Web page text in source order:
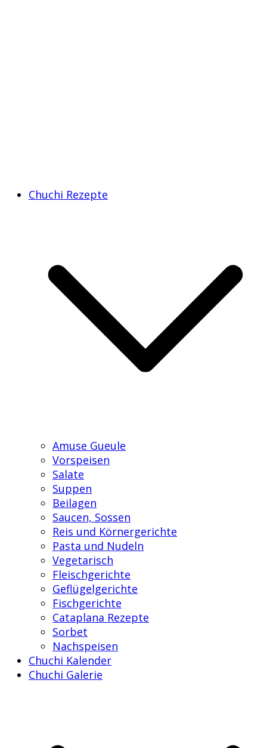
Chuchi Rezepte
Amuse Gueule
Vorspeisen
Salate
Suppen
Beilagen
Saucen, Sossen
Reis und Körnergerichte
Pasta und Nudeln
Vegetarisch
Fleischgerichte
Geflügelgerichte
Fischgerichte
Cataplana Rezepte
Sorbet
Nachspeisen
Chuchi Kalender
Chuchi Galerie